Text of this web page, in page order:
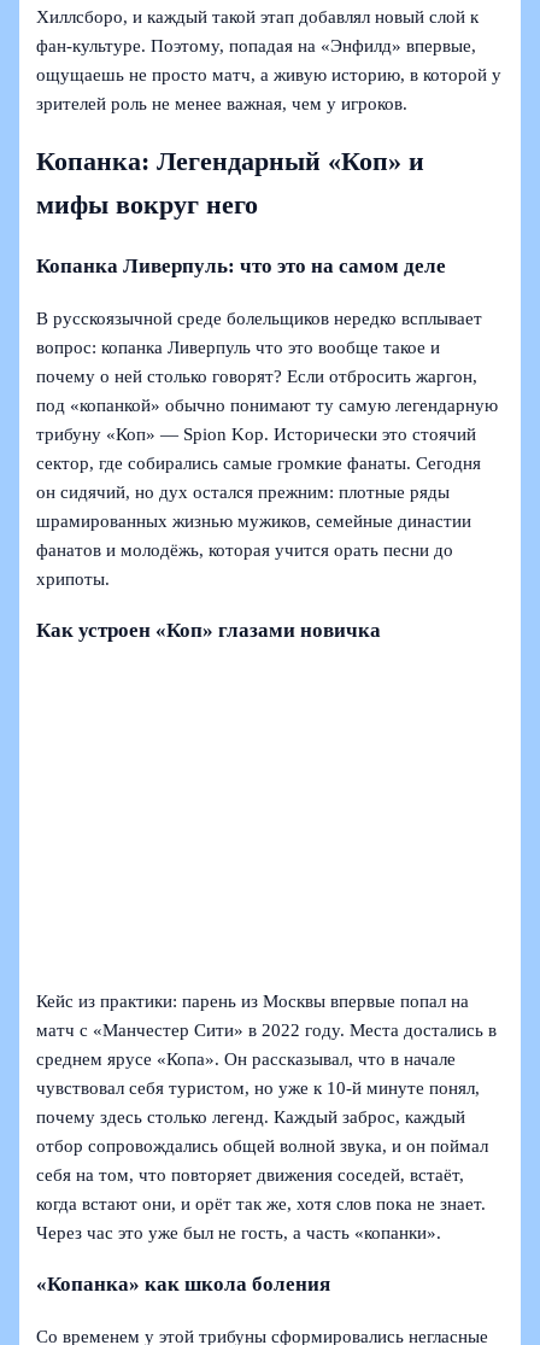
Хиллсборо, и каждый такой этап добавлял новый слой к
фан-культуре. Поэтому, попадая на «Энфилд» впервые,
ощущаешь не просто матч, а живую историю, в которой у
зрителей роль не менее важная, чем у игроков.
Копанка: Легендарный «Коп» и
мифы вокруг него
Копанка Ливерпуль: что это на самом деле
В русскоязычной среде болельщиков нередко всплывает
вопрос: копанка Ливерпуль что это вообще такое и
почему о ней столько говорят? Если отбросить жаргон,
под «копанкой» обычно понимают ту самую легендарную
трибуну «Коп» — Spion Kop. Исторически это стоячий
сектор, где собирались самые громкие фанаты. Сегодня
он сидячий, но дух остался прежним: плотные ряды
шрамированных жизнью мужиков, семейные династии
фанатов и молодёжь, которая учится орать песни до
хрипоты.
Как устроен «Коп» глазами новичка
Кейс из практики: парень из Москвы впервые попал на
матч с «Манчестер Сити» в 2022 году. Места достались в
среднем ярусе «Копа». Он рассказывал, что в начале
чувствовал себя туристом, но уже к 10‑й минуте понял,
почему здесь столько легенд. Каждый заброс, каждый
отбор сопровождались общей волной звука, и он поймал
себя на том, что повторяет движения соседей, встаёт,
когда встают они, и орёт так же, хотя слов пока не знает.
Через час это уже был не гость, а часть «копанки».
«Копанка» как школа боления
Со временем у этой трибуны сформировались негласные